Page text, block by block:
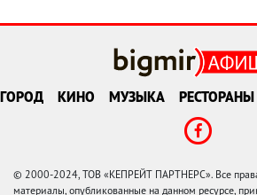
ГОРОД КИНО МУЗЫКА РЕСТОРАНЫ
© 2000-2024, ТОВ «КЕПРЕЙТ ПАРТНЕРС». Все
материалы, опубликованные на данном ресурсе,